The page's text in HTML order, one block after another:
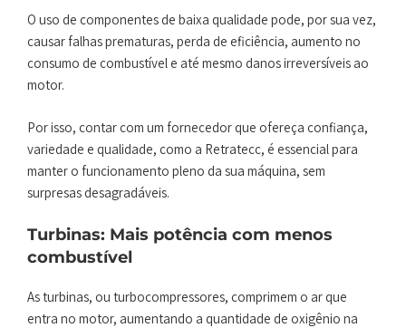
O uso de componentes de baixa qualidade pode, por sua vez,
causar falhas prematuras, perda de eficiência, aumento no
consumo de combustível e até mesmo danos irreversíveis ao
motor.
Por isso, contar com um fornecedor que ofereça confiança,
variedade e qualidade, como a Retratecc, é essencial para
manter o funcionamento pleno da sua máquina, sem
surpresas desagradáveis.
Turbinas: Mais potência com menos
combustível
As turbinas, ou turbocompressores, comprimem o ar que
entra no motor, aumentando a quantidade de oxigênio na